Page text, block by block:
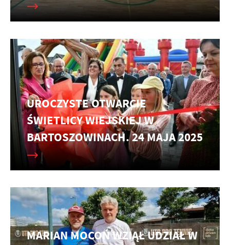
UROCZYSTE OTWARCIE
ŚWIETLICY WIEJSKIEJ W
BARTOSZOWINACH. 24 MAJA 2025
MARIAN MOCOŃ WZIĄŁ UDZIAŁ W